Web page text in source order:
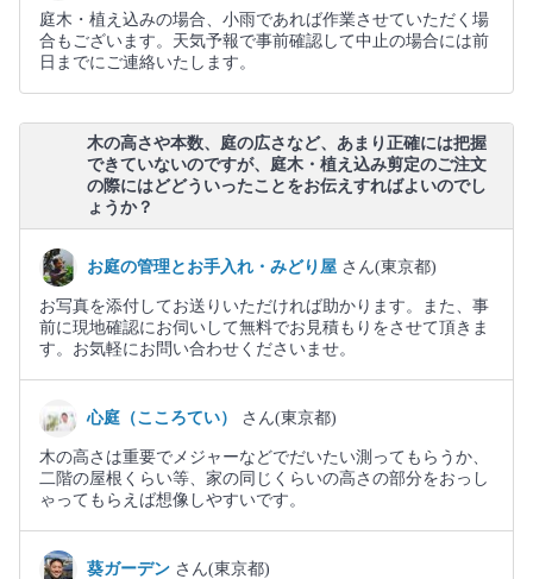
庭木・植え込みの場合、小雨であれば作業させていただく場
合もございます。天気予報で事前確認して中止の場合には前
日までにご連絡いたします。
木の高さや本数、庭の広さなど、あまり正確には把握
できていないのですが、庭木・植え込み剪定のご注文
の際にはどどういったことをお伝えすればよいのでし
ょうか？
お庭の管理とお手入れ・みどり屋 さん(東京都)
お写真を添付してお送りいただければ助かります。また、事
前に現地確認にお伺いして無料でお見積もりをさせて頂きま
す。お気軽にお問い合わせくださいませ。
心庭（こころてい） さん(東京都)
木の高さは重要でメジャーなどでだいたい測ってもらうか、
二階の屋根くらい等、家の同じくらいの高さの部分をおっし
ゃってもらえば想像しやすいです。
葵ガーデン さん(東京都)